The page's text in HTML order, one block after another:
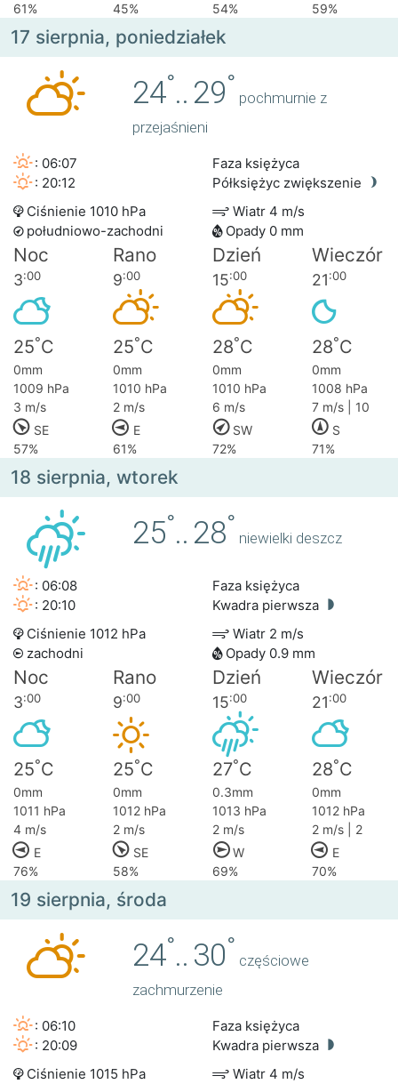
61%
45% 54% 59%
17 sierpnia, poniedziałek
24°.. 29°
pochmurnie z
przejaśnieni
: 06:07
: 20:12
Faza księżyca
Półksiężyc zwiększenie
Ciśnienie 1010 hPa
Wiatr 4 m/s
południowo-zachodni
Opady 0 mm
Noc Rano Dzień Wieczór
3:00 9:00 15:00 21:00
25°C 25°C 28°C 28°C
0mm 0mm 0mm
0mm
1009 hPa
1010 hPa 1010 hPa
1008 hPa
3 m/s
2 m/s 6 m/s
7 m/s | 10
SE
E SW
S
57%
61% 72% 71%
18 sierpnia, wtorek
25°.. 28°
niewielki deszcz
: 06:08
: 20:10
Faza księżyca
Kwadra pierwsza
Ciśnienie 1012 hPa
Wiatr 2 m/s
zachodni
Opady 0.9 mm
Noc Rano Dzień Wieczór
3:00 9:00 15:00 21:00
25°C 25°C 27°C 28°C
0mm 0mm 0.3mm
0mm
1011 hPa
1012 hPa 1013 hPa
1012 hPa
4 m/s
2 m/s 2 m/s
2 m/s | 2
E
SE W
E
76%
58% 69% 70%
19 sierpnia, środa
24°.. 30°
częściowe
zachmurzenie
: 06:10
: 20:09
Faza księżyca
Kwadra pierwsza
Ciśnienie 1015 hPa
Wiatr 4 m/s